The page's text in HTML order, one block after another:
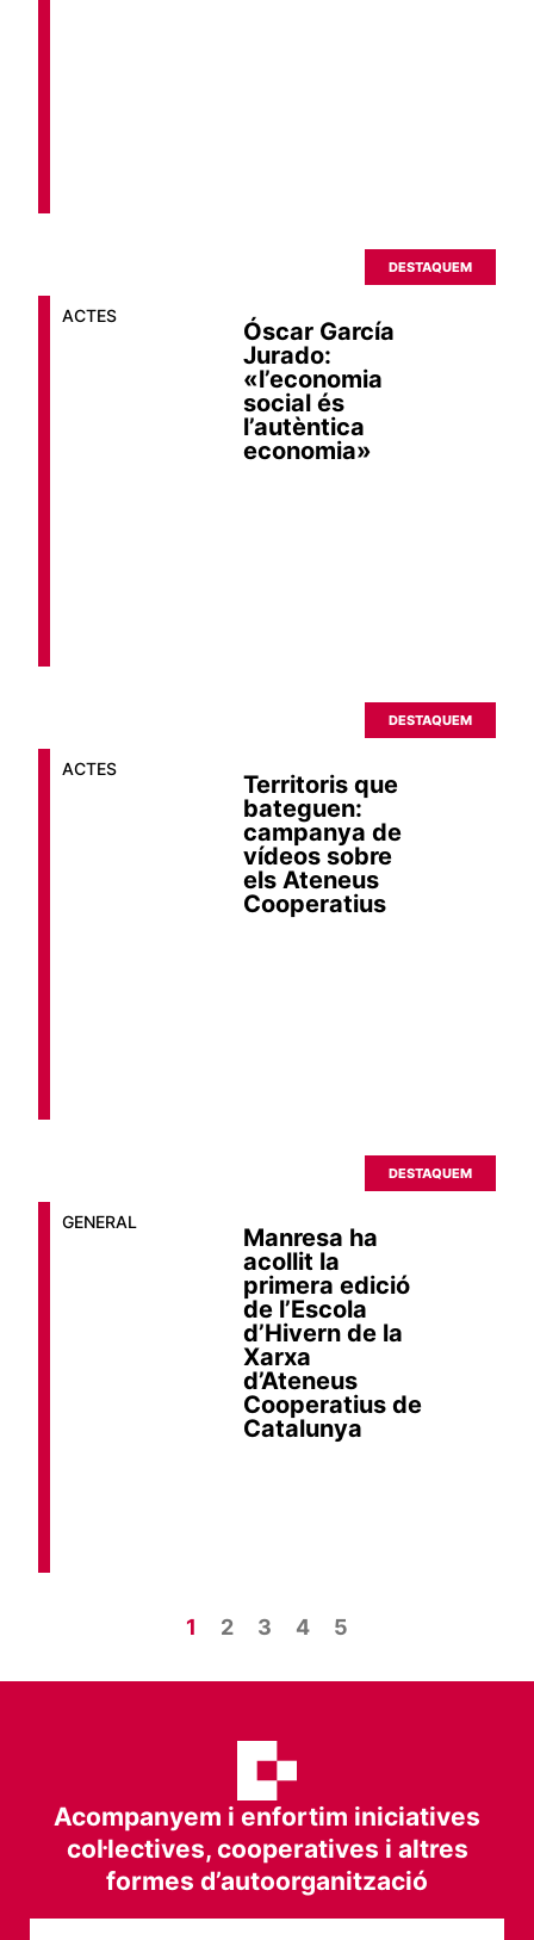
DESTAQUEM
ACTES
Óscar García
Jurado:
«l’economia
social és
l’autèntica
economia»
DESTAQUEM
ACTES
Territoris que
bateguen:
campanya de
vídeos sobre
els Ateneus
Cooperatius
DESTAQUEM
GENERAL
Manresa ha
acollit la
primera edició
de l’Escola
d’Hivern de la
Xarxa
d’Ateneus
Cooperatius de
Catalunya
1 2 3 4 5
Acompanyem i enfortim iniciatives
col·lectives, cooperatives i altres
formes d’autoorganització